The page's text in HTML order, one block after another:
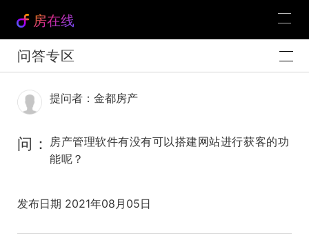
房在线
问答专区
提问者：金都房产
问：
房产管理软件有没有可以搭建网站进行获客的功
能呢？
发布日期 2021年08月05日